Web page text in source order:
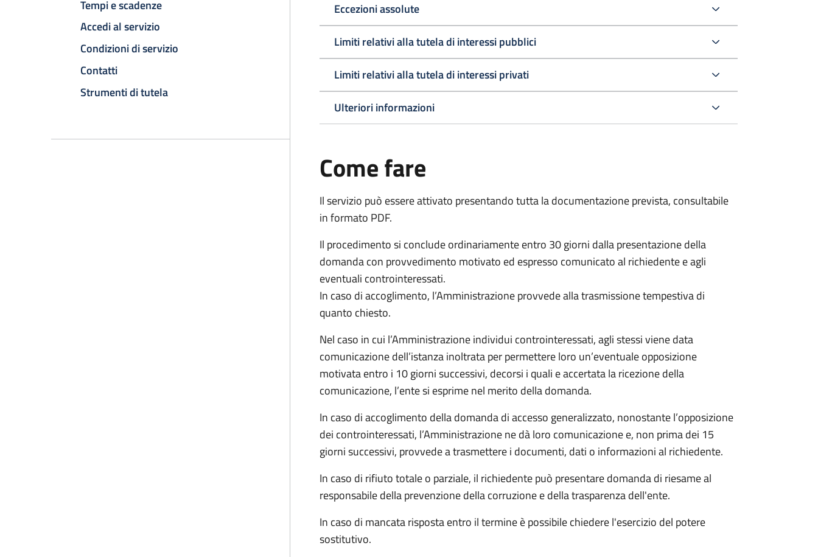
Tempi e scadenze
Accedi al servizio
Condizioni di servizio
Contatti
Strumenti di tutela
Eccezioni assolute
Limiti relativi alla tutela di interessi pubblici
Limiti relativi alla tutela di interessi privati
Ulteriori informazioni
Come fare
Il servizio può essere attivato presentando tutta la documentazione prevista, consultabile
in formato PDF.
Il procedimento si conclude ordinariamente entro 30 giorni dalla presentazione della
domanda con provvedimento motivato ed espresso comunicato al richiedente e agli
eventuali controinteressati.
In caso di accoglimento, l’Amministrazione provvede alla trasmissione tempestiva di
quanto chiesto.
Nel caso in cui l’Amministrazione individui controinteressati, agli stessi viene data
comunicazione dell’istanza inoltrata per permettere loro un’eventuale opposizione
motivata entro i 10 giorni successivi, decorsi i quali e accertata la ricezione della
comunicazione, l’ente si esprime nel merito della domanda.
In caso di accoglimento della domanda di accesso generalizzato, nonostante l’opposizione
dei controinteressati, l’Amministrazione ne dà loro comunicazione e, non prima dei 15
giorni successivi, provvede a trasmettere i documenti, dati o informazioni al richiedente.
In caso di rifiuto totale o parziale, il richiedente può presentare domanda di riesame al
responsabile della prevenzione della corruzione e della trasparenza dell'ente.
In caso di mancata risposta entro il termine è possibile chiedere l'esercizio del potere
sostitutivo.